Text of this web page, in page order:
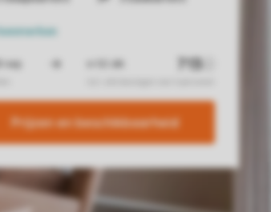
kenmerken
Prijzen en beschikbaarheid